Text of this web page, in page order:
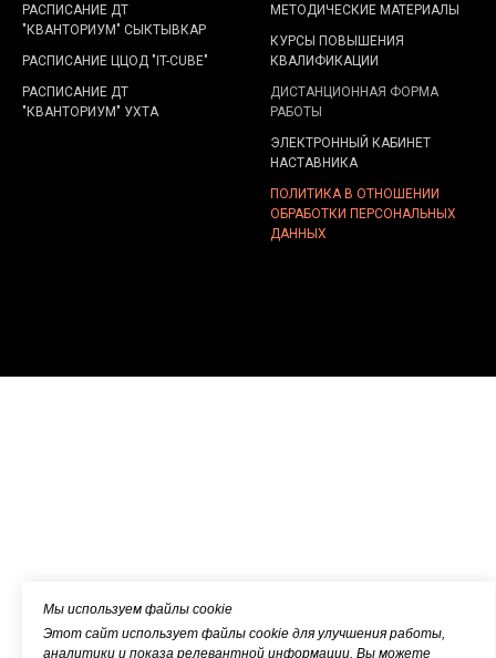
РАСПИСАНИЕ ДТ
"КВАНТОРИУМ" СЫКТЫВКАР
РАСПИСАНИЕ ЦЦОД "IT-CUBE"
РАСПИСАНИЕ ДТ
"КВАНТОРИУМ" УХТА
МЕТОДИЧЕСКИЕ МАТЕРИАЛЫ
КУРСЫ ПОВЫШЕНИЯ
КВАЛИФИКАЦИИ
ДИСТАНЦИОННАЯ ФОРМА
РАБОТЫ
ЭЛЕКТРОННЫЙ КАБИНЕТ
НАСТАВНИКА
ПОЛИТИКА В ОТНОШЕНИИ
ОБРАБОТКИ ПЕРСОНАЛЬНЫХ
ДАННЫХ
Мы используем файлы cookie
Этот сайт использует файлы cookie для улучшения работы,
аналитики и показа релевантной информации. Вы можете